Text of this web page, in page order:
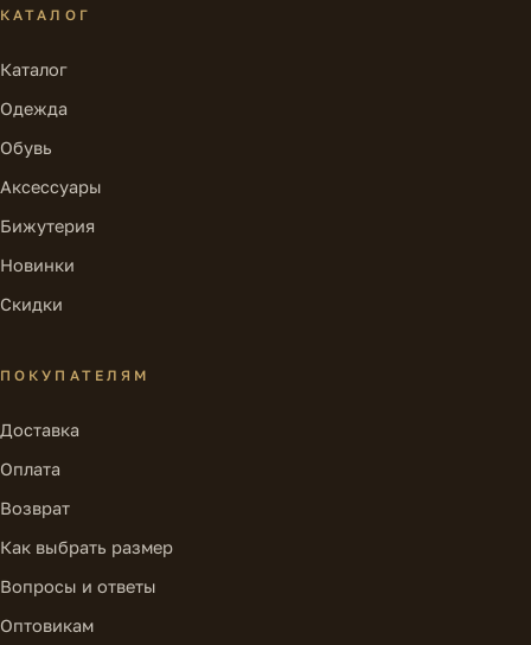
КАТАЛОГ
Каталог
Одежда
Обувь
Аксессуары
Бижутерия
Новинки
Скидки
ПОКУПАТЕЛЯМ
Доставка
Оплата
Возврат
Как выбрать размер
Вопросы и ответы
Оптовикам